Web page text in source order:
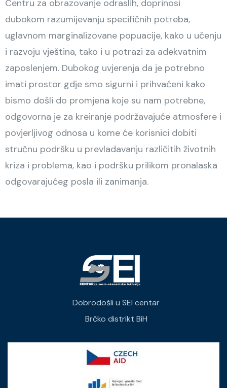
Centru za obrazovanje odraslih, doprinosi
dubokom razumijevanju specifičnih potreba,
uglavnom marginalizovane popuacije, kako u učenju
i razvoju vještina, tako i u potrazi za adekvatnim
zaposlenjem. Dubokog uvjerenja da je potrebno
imati prostor gdje smo sigurni i prihvaćeni kako
bismo došli do promjena koje su nam potrebne,
odgovorna je za kreiranje podržavajuće atmosfere i
povjerljivog odnosa u kome će korisnici dobiti
stručnu podršku u prevladavanju različitih životnih
kriza i problema, kao i podršku prilikom pronalaska
odgovarajućeg posla ili zanimanja.
Dobrodošli u SEI centar
Brčko distrikt BiH